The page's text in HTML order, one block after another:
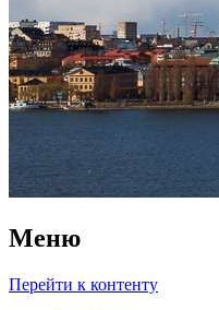
Меню
Перейти к контенту